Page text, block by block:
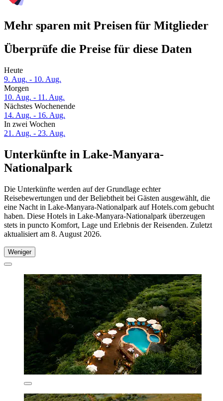
Mehr sparen mit Preisen für Mitglieder
Überprüfe die Preise für diese Daten
Heute
9. Aug. - 10. Aug.
Morgen
10. Aug. - 11. Aug.
Nächstes Wochenende
14. Aug. - 16. Aug.
In zwei Wochen
21. Aug. - 23. Aug.
Unterkünfte in Lake-Manyara-
Nationalpark
Die Unterkünfte werden auf der Grundlage echter
Reisebewertungen und der Beliebtheit bei Gästen ausgewählt, die
eine Nacht in Lake-Manyara-Nationalpark auf Hotels.com gebucht
haben. Diese Hotels in Lake-Manyara-Nationalpark überzeugen
stets in puncto Komfort, Lage und Erlebnis der Reisenden. Zuletzt
aktualisiert am 8. August 2026.
Weniger